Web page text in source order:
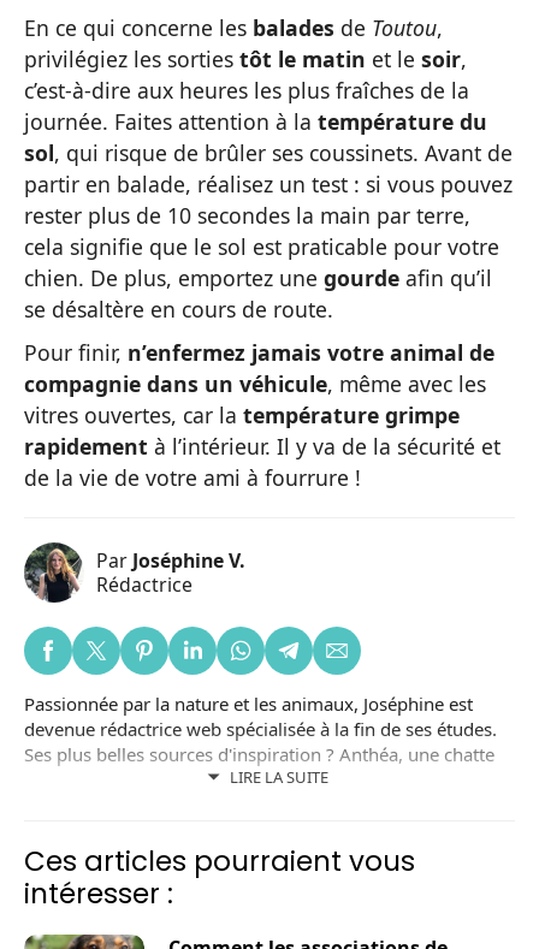
En ce qui concerne les balades de Toutou,
privilégiez les sorties tôt le matin et le soir,
c’est-à-dire aux heures les plus fraîches de la
journée. Faites attention à la température du
sol, qui risque de brûler ses coussinets. Avant de
partir en balade, réalisez un test : si vous pouvez
rester plus de 10 secondes la main par terre,
cela signifie que le sol est praticable pour votre
chien. De plus, emportez une gourde afin qu’il
se désaltère en cours de route.
Pour finir, n’enfermez jamais votre animal de
compagnie dans un véhicule, même avec les
vitres ouvertes, car la température grimpe
rapidement à l’intérieur. Il y va de la sécurité et
de la vie de votre ami à fourrure !
Par Joséphine V.
Rédactrice
LIRE LA SUITE
Passionnée par la nature et les animaux, Joséphine est
devenue rédactrice web spécialisée à la fin de ses études.
Ses plus belles sources d'inspiration ? Anthéa, une chatte
noire adoptée dans un refuge local ; et Lizzy, une chienne
Ces articles pourraient vous
intéresser :